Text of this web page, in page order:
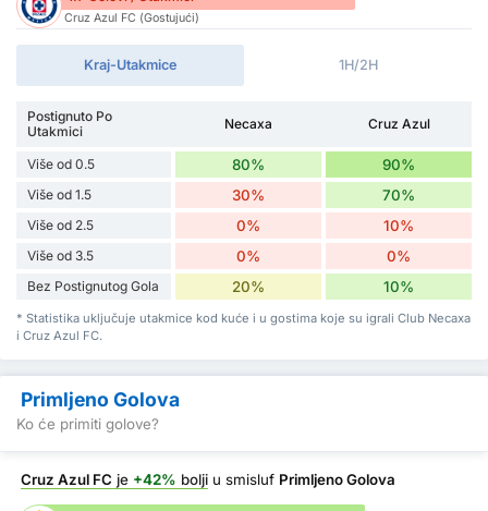
Cruz Azul FC (Gostujući)
Kraj-Utakmice 1H/2H
Postignuto Po
Utakmici
Necaxa Cruz Azul
Više od 0.5 80% 90%
Više od 1.5 30% 70%
Više od 2.5 0% 10%
Više od 3.5 0% 0%
Bez Postignutog Gola 20% 10%
* Statistika uključuje utakmice kod kuće i u gostima koje su igrali Club Necaxa
i Cruz Azul FC.
Primljeno Golova
Ko će primiti golove?
Cruz Azul FC je +42% bolji u smisluf Primljeno Golova